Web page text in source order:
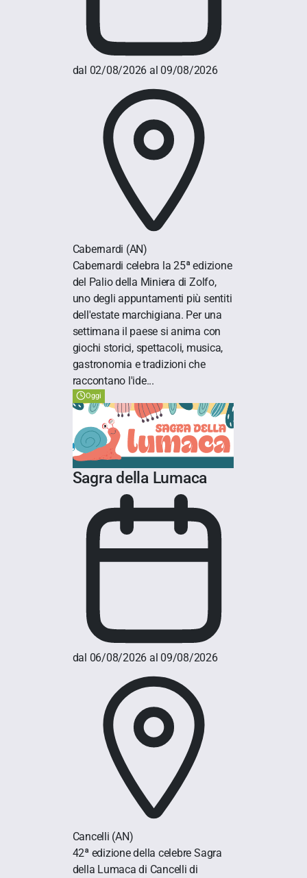
dal 02/08/2026 al 09/08/2026
Cabernardi (AN)
Cabernardi celebra la 25ª edizione
del Palio della Miniera di Zolfo,
uno degli appuntamenti più sentiti
dell'estate marchigiana. Per una
settimana il paese si anima con
giochi storici, spettacoli, musica,
gastronomia e tradizioni che
raccontano l'ide...
Oggi
Sagra della Lumaca
dal 06/08/2026 al 09/08/2026
Cancelli (AN)
42ª edizione della celebre Sagra
della Lumaca di Cancelli di